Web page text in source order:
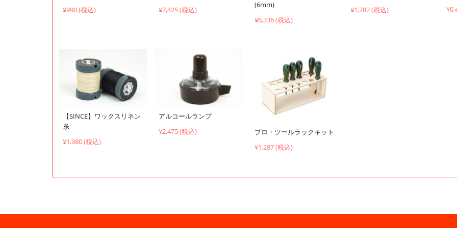
¥990 (税込)
¥7,425 (税込)
(6mm)
¥6,336 (税込)
¥1,782 (税込)
【SINCE】ワックスリネン
糸
¥1,980 (税込)
アルコールランプ
¥2,475 (税込)
プロ・ツールラックキット
¥1,287 (税込)